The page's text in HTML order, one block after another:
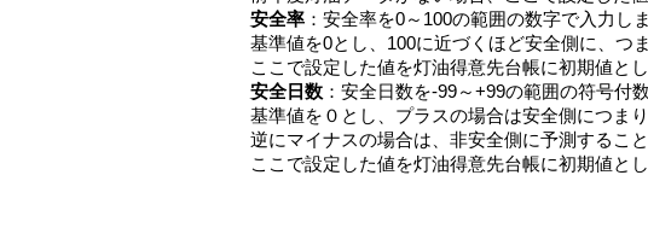
安全率 ：安全率を0～100の範囲の数字で入力しま
基準値を0とし、100に近づくほど安全側に、つ
ここで設定した値を灯油得意先台帳に初期値と
安全日数 ：安全日数を-99～+99の範囲の符号付
基準値を０とし、プラスの場合は安全側につま
逆にマイナスの場合は、非安全側に予測すること
ここで設定した値を灯油得意先台帳に初期値と